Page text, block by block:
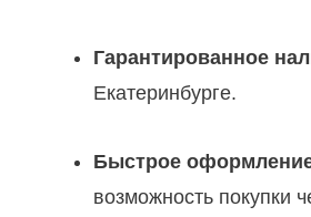
Гарантированное
Екатеринбурге.
Быстрое
возможность покупки